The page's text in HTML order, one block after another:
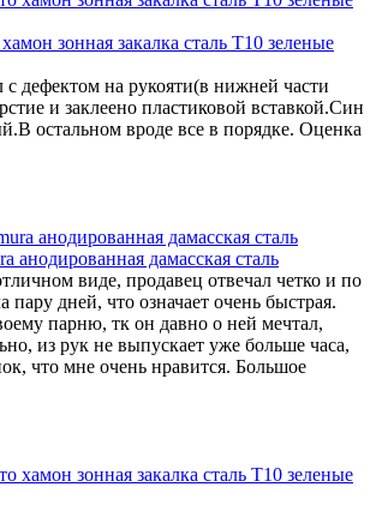
зонная закалка сталь T10 зеленые
дефектом на рукояти(в нижней части
и заклеено пластиковой вставкой.Син
остальном вроде все в порядке. Оценка
анодированная дамасская сталь
виде, продавец отвечал четко и по
пару дней, что означает очень быстрая.
парню, тк он давно о ней мечтал,
из рук не выпускает уже больше часа,
что мне очень нравится. Большое